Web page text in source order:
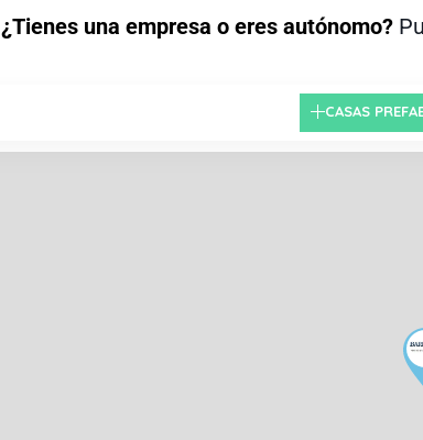
¿Tienes una empresa o eres autónomo?
CASAS